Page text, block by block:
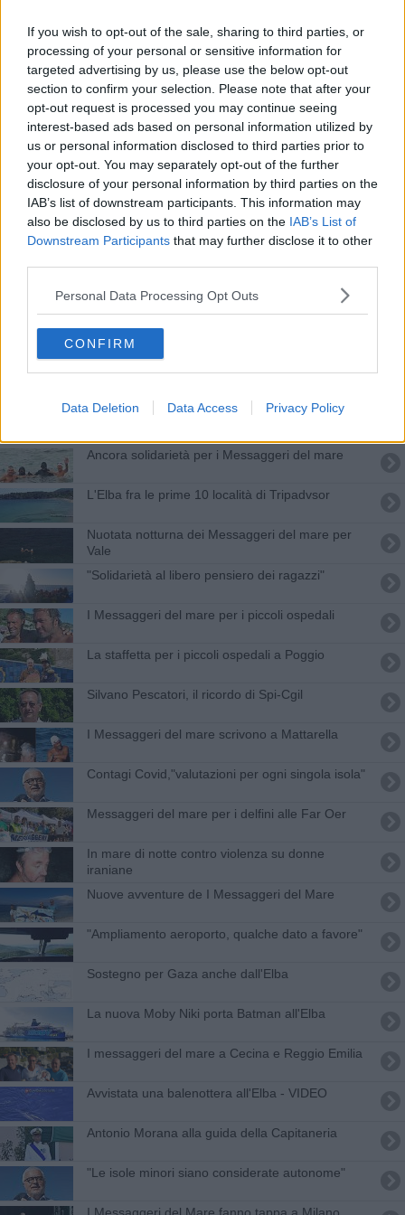
If you wish to opt-out of the sale, sharing to third parties, or
processing of your personal or sensitive information for
targeted advertising by us, please use the below opt-out
section to confirm your selection. Please note that after your
opt-out request is processed you may continue seeing
interest-based ads based on personal information utilized by
us or personal information disclosed to third parties prior to
your opt-out. You may separately opt-out of the further
disclosure of your personal information by third parties on the
IAB’s list of downstream participants. This information may
also be disclosed by us to third parties on the IAB’s List of
Downstream Participants that may further disclose it to other
Personal Data Processing Opt Outs
CONFIRM
Data Deletion Data Access Privacy Policy
volontari
"Ascoltando i silenzi del mare", la premiazione
Messaggeri del mare e studenti del Cerboni in Tv
I ragazzi:"Marciana Marina apra ai migranti"-
VIDEO
Staffetta piccoli ospedali, le prime 20 tappe
Il No alle bombe dei Messaggeri del mare
Messaggeri del Mare, prosegue la solidarietà
La Staffetta per la pace anche all'Elba
Un messaggero del Mare per la sanità
Ancora solidarietà per i Messaggeri del mare
L'Elba fra le prime 10 località di Tripadvsor
Nuotata notturna dei Messaggeri del mare per
Vale
"Solidarietà al libero pensiero dei ragazzi"
I Messaggeri del mare per i piccoli ospedali
La staffetta per i piccoli ospedali a Poggio
Silvano Pescatori, il ricordo di Spi-Cgil
I Messaggeri del mare scrivono a Mattarella
Contagi Covid,"valutazioni per ogni singola isola"
Messaggeri del mare per i delfini alle Far Oer
In mare di notte contro violenza su donne
iraniane
Nuove avventure de I Messaggeri del Mare
"Ampliamento aeroporto, qualche dato a favore"
Sostegno per Gaza anche dall'Elba
La nuova Moby Niki porta Batman all'Elba
I messaggeri del mare a Cecina e Reggio Emilia
Avvistata una balenottera all'Elba - VIDEO
Antonio Morana alla guida della Capitaneria
"Le isole minori siano considerate autonome"
I Messaggeri del Mare fanno tappa a Milano